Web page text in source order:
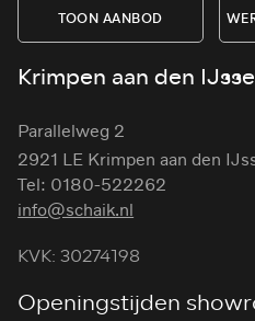
TOON AANBOD
Krimpen aan den
Parallelweg 2
2921 LE Krimpen aan den
Tel: 0180-522262
info@schaik.nl
KVK: 30274198
Openingstijden